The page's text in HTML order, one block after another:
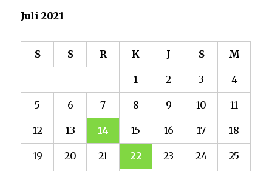
Juli 2021
S S R K J S M
1 2 3 4
5 6 7 8 9 10 11
12 13 14 15 16 17 18
19 20 21 22 23 24 25